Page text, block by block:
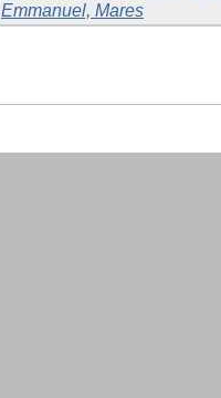
Emmanuel, Mares